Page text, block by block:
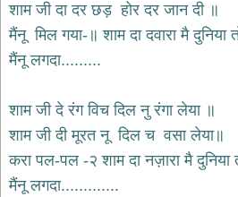
शिव
भजन
shiv
bhajans
भजन
hanuman
bhajans
साईं
भजन
शाम जी दा दर छड़ होर दर जान दी ॥
मैंनू मिल गया-॥ शाम दा दवारा मै दुनिया
मैंनू लगदा.........
शाम जी दे रंग विच दिल नु रंगा लेया ॥
शाम जी दी मूरत नू दिल च वसा लेया॥
करा पल-पल -२ शाम दा नज़ारा मै दुनिया
मैंनू लगदा.............